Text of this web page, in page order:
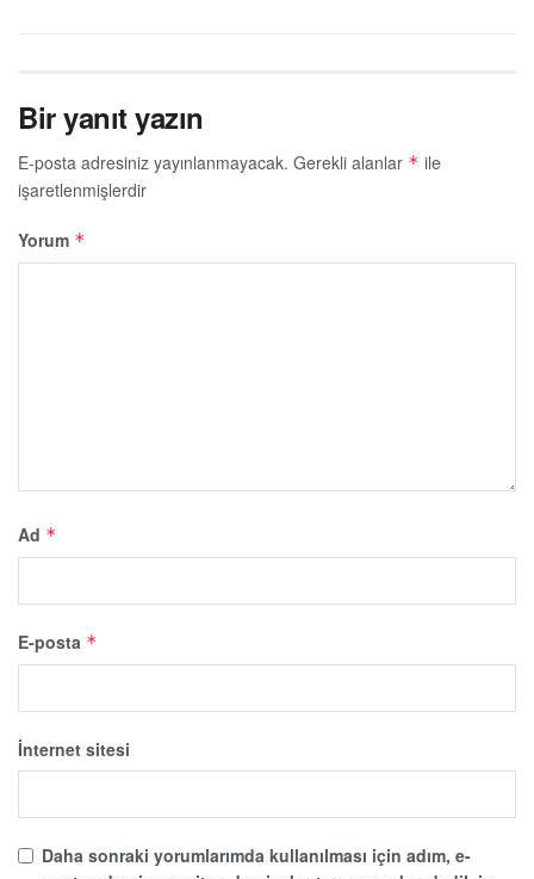
Bir yanıt yazın
E-posta adresiniz yayınlanmayacak. Gerekli alanlar * ile
işaretlenmişlerdir
Yorum *
Ad *
E-posta *
İnternet sitesi
Daha sonraki yorumlarımda kullanılması için adım, e-